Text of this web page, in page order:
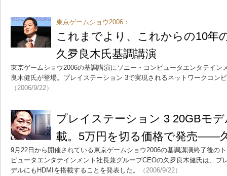
東京ゲームショウ2006：
これまでより、これからの10
久夛良木氏基調講演
東京ゲームショウ2006の基調講演にソニー・コンピュータエンタテイン
良木健氏が登場。プレイステーション 3で実現されるネットワークコン
（2006/9/22）
プレイステーション 3 20GBモ
載。5万円を切る価格で発売――
9月22日から開催されている東京ゲームショウ2006の基調講演終了後の
ピュータエンタテインメント社長兼グループCEOの久夛良木健氏は、プ
デルにもHDMIを搭載することを発表した。
（2006/9/22）